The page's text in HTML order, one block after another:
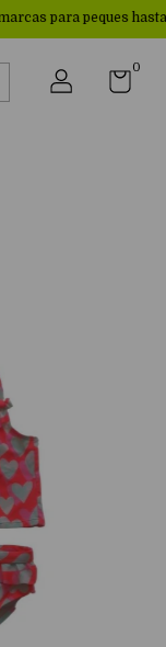
peques hasta 80%
0